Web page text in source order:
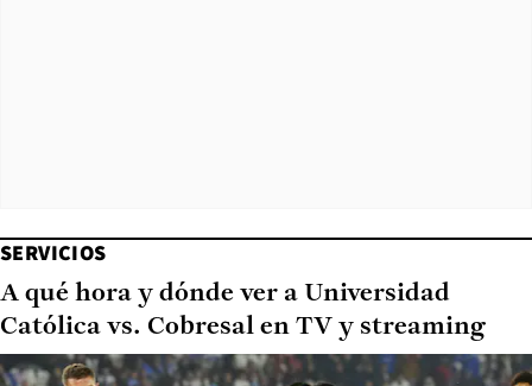
SERVICIOS
A qué hora y dónde ver a Universidad
Católica vs. Cobresal en TV y streaming